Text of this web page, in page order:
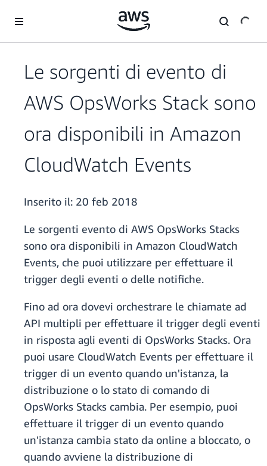
Le sorgenti di evento di
AWS OpsWorks Stack sono
ora disponibili in Amazon
CloudWatch Events
Inserito il: 20 feb 2018
Le sorgenti evento di AWS OpsWorks Stacks
sono ora disponibili in Amazon CloudWatch
Events, che puoi utilizzare per effettuare il
trigger degli eventi o delle notifiche.
Fino ad ora dovevi orchestrare le chiamate ad
API multipli per effettuare il trigger degli eventi
in risposta agli eventi di OpsWorks Stacks. Ora
puoi usare CloudWatch Events per effettuare il
trigger di un evento quando un'istanza, la
distribuzione o lo stato di comando di
OpsWorks Stacks cambia. Per esempio, puoi
effettuare il trigger di un evento quando
un'istanza cambia stato da online a bloccato, o
quando avviene la distribuzione di